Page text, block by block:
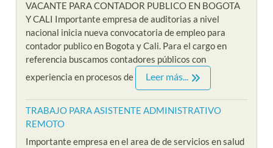
VACANTE PARA CONTADOR PUBLICO EN BOGOTA
Y CALI Importante empresa de auditorias a nivel
nacional inicia nueva convocatoria de empleo para
contador publico en Bogota y Cali. Para el cargo en
referencia buscamos contadores públicos con
experiencia en procesos de
Leer más...
TRABAJO PARA ASISTENTE ADMINISTRATIVO
REMOTO
Importante empresa en el area de de servicios en salud